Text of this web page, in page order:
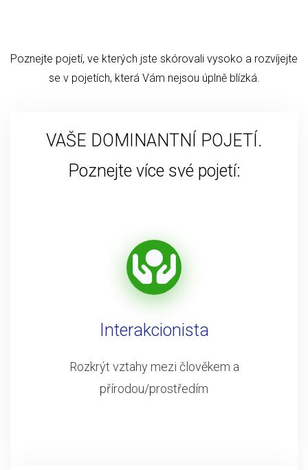
Poznejte pojetí, ve kterých jste skórovali vysoko a rozvíjejte
se v pojetích, která Vám nejsou úplně blízká.
VAŠE DOMINANTNÍ POJETÍ.
Poznejte více své pojetí:
Interakcionista
Rozkrýt vztahy mezi člověkem a
přírodou/prostředím